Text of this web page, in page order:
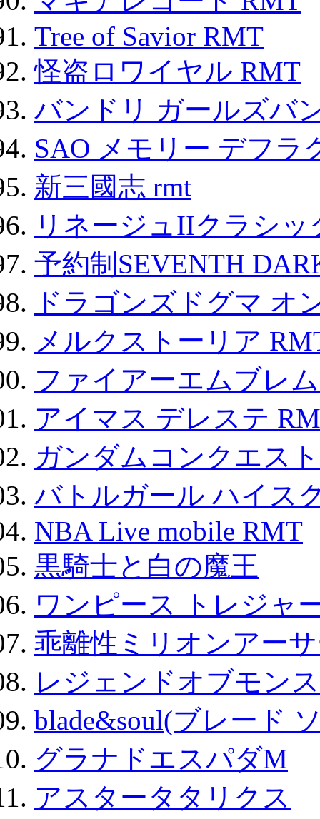
Tree of Savior RMT
怪盗ロワイヤル RMT
バンドリ ガールズバ
SAO メモリー デフラ
新三國志 rmt
リネージュIIクラシ
予約制SEVENTH
ドラゴンズドグマ オ
メルクストーリア
ファイアーエムブレ
アイマス デレステ
ガンダムコンクエスト
バトルガール ハイス
NBA Live mobile RMT
黒騎士と白の魔王
ワンピース トレジャ
乖離性ミリオンアー
レジェンドオブモン
blade&soul(ブレード
グラナドエスパダM
アスタータタリクス